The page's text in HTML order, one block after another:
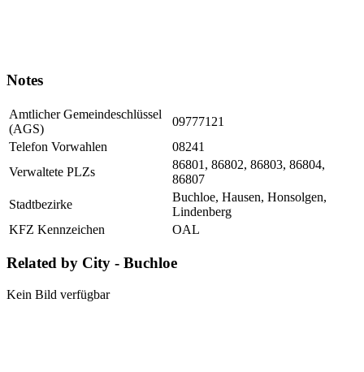
Notes
Amtlicher Gemeindeschlüssel
(AGS)
09777121
Telefon Vorwahlen
08241
Verwaltete PLZs
86801, 86802, 86803, 86804,
86807
Stadtbezirke
Buchloe, Hausen, Honsolgen,
Lindenberg
KFZ Kennzeichen
OAL
Related by City - Buchloe
Kein Bild verfügbar